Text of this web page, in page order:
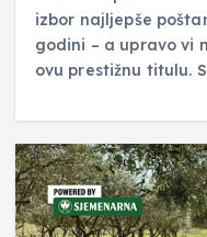
izbor najljepše
godini – a upravo vi
ovu prestižnu titulu.